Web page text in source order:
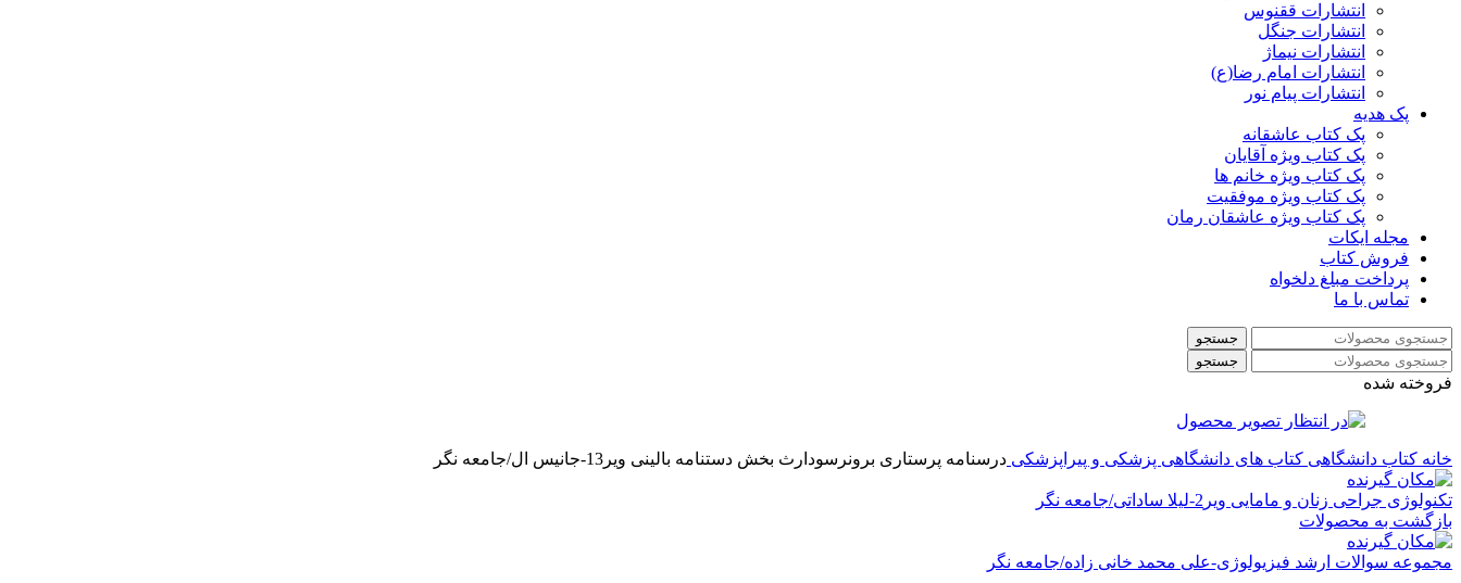
انتشارات ققنوس
انتشارات جنگل
انتشارات نیماژ
انتشارات امام رضا(ع)
انتشارات پیام نور
پک هدیه
پک کتاب عاشقانه
پک کتاب ویژه آقایان
پک کتاب ویژه خانم ها
پک کتاب ویژه موفقیت
پک کتاب ویژه عاشقان رمان
مجله ایکات
فروش کتاب
پرداخت مبلغ دلخواه
تماس با ما
جستجو
جستجو
فروخته شده
خانه کتاب دانشگاهی کتاب های دانشگاهی پزشکی و پیراپزشکی درسنامه پرستاری برونرسودارث بخش دستنامه بالینی ویر13-جانیس ال/جامعه نگر
تکنولوژی جراحی زنان و مامایی ویر2-لیلا ساداتی/جامعه نگر
بازگشت به محصولات
مجموعه سوالات ارشد فیزیولوژی-علی محمد خانی زاده/جامعه نگر